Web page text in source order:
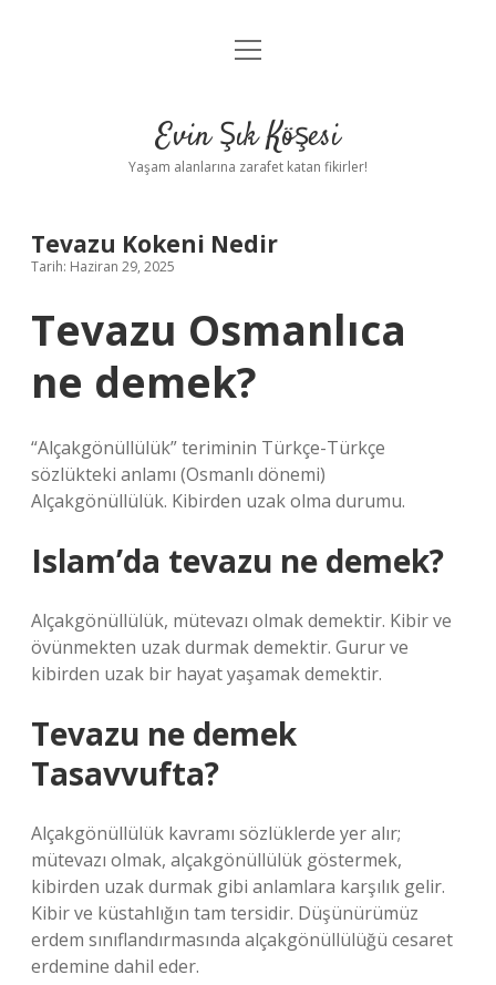
Anasayfa
Yasal Uyarı
menüyü
Evin Şık Köşesi
Yaşam alanlarına zarafet katan fikirler!
Tevazu Kokeni Nedir
Tarih: Haziran 29, 2025
Tevazu Osmanlıca
ne demek?
“Alçakgönüllülük” teriminin Türkçe-Türkçe
sözlükteki anlamı (Osmanlı dönemi)
Alçakgönüllülük. Kibirden uzak olma durumu.
Islam’da tevazu ne demek?
Alçakgönüllülük, mütevazı olmak demektir. Kibir ve
övünmekten uzak durmak demektir. Gurur ve
kibirden uzak bir hayat yaşamak demektir.
Tevazu ne demek
Tasavvufta?
Alçakgönüllülük kavramı sözlüklerde yer alır;
mütevazı olmak, alçakgönüllülük göstermek,
kibirden uzak durmak gibi anlamlara karşılık gelir.
Kibir ve küstahlığın tam tersidir. Düşünürümüz
erdem sınıflandırmasında alçakgönüllülüğü cesaret
erdemine dahil eder.